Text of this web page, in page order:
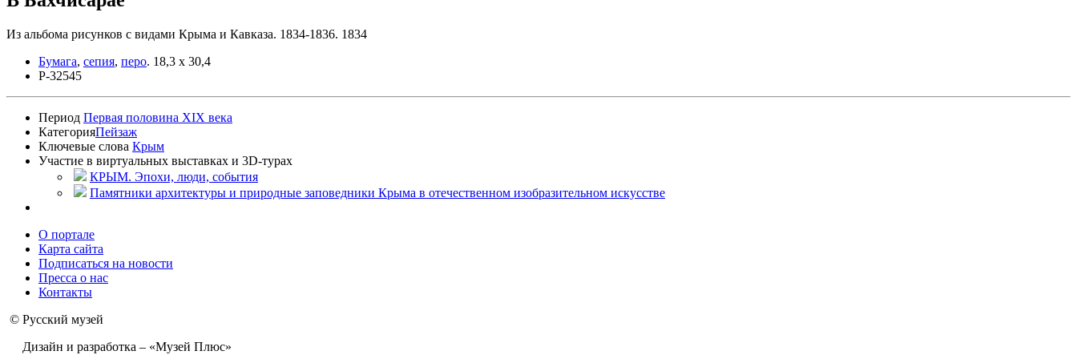
Из альбома рисунков с видами Крыма и Кавказа. 1834-1836. 1834
Бумага, сепия, перо. 18,3 x 30,4
Р-32545
Период Первая половина XIX века
КатегорияПейзаж
Ключевые слова Крым
Участие в виртуальных выставках и 3D-турах
КРЫМ. Эпохи, люди, события
Памятники архитектуры и природные заповедники Крыма в отечественном изобразительном искусстве
О портале
Карта сайта
Подписаться на новости
Пресса о нас
Контакты
© Русский музей
Дизайн и разработка – «Музей Плюс»